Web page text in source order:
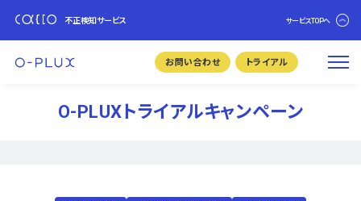
不正検知サービス サービスTOPへ
お問い合わせ トライアル
O-PLUXトライアルキャンペーン